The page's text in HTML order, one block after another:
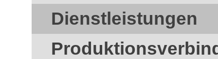
Dienstleistungen